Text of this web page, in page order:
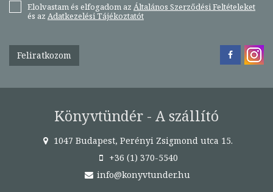
Elolvastam és elfogadom az Általános Szerződési Feltételeket
és az Adatkezelési Tájékoztatót
Feliratkozom
Könyvtündér - A szállító
1047 Budapest, Perényi Zsigmond utca 15.
+36 (1) 370-5540
info@konyvtunder.hu